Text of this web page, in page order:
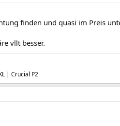
finden und quasi im Preis
vllt besser.
| Crucial P2